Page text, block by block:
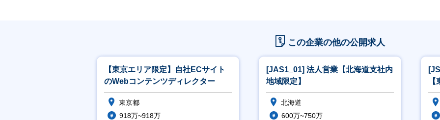
この企業の他の公開求人
【東京エリア限定】自社ECサイト
のWebコンテンツディレクター
東京都
918万~918万
[JAS1_01] 法人営業【北海道支社内
地域限定】
北海道
600万~750万